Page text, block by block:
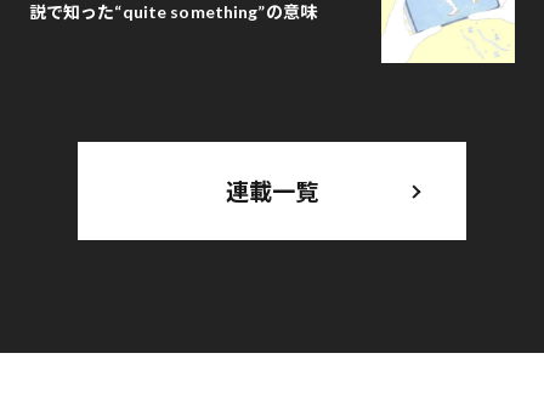
説で知った“quite something”の意味
連載一覧